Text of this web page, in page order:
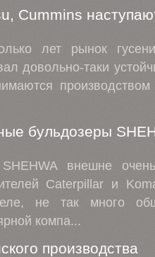
Cummins
лет рынок
довольно-таки
бульдозеры
внешне
Caterpillar и
не так много
компа...
производства